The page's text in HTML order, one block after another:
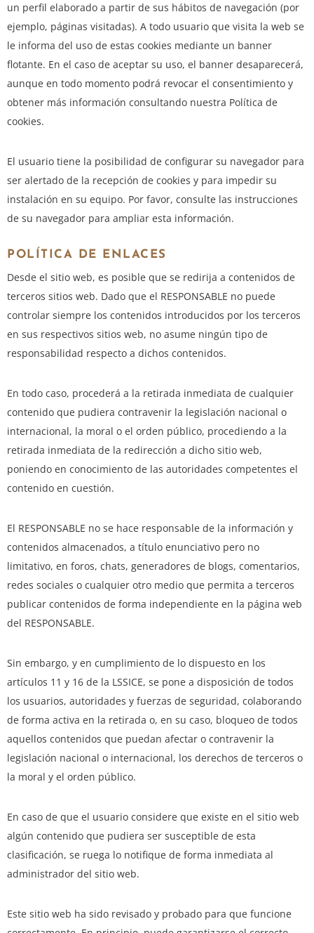
un perfil elaborado a partir de sus hábitos de navegación (por
ejemplo, páginas visitadas). A todo usuario que visita la web se
le informa del uso de estas cookies mediante un banner
flotante. En el caso de aceptar su uso, el banner desaparecerá,
aunque en todo momento podrá revocar el consentimiento y
obtener más información consultando nuestra Política de
cookies.
El usuario tiene la posibilidad de configurar su navegador para
ser alertado de la recepción de cookies y para impedir su
instalación en su equipo. Por favor, consulte las instrucciones
de su navegador para ampliar esta información.
POLÍTICA DE ENLACES
Desde el sitio web, es posible que se redirija a contenidos de
terceros sitios web. Dado que el RESPONSABLE no puede
controlar siempre los contenidos introducidos por los terceros
en sus respectivos sitios web, no asume ningún tipo de
responsabilidad respecto a dichos contenidos.
En todo caso, procederá a la retirada inmediata de cualquier
contenido que pudiera contravenir la legislación nacional o
internacional, la moral o el orden público, procediendo a la
retirada inmediata de la redirección a dicho sitio web,
poniendo en conocimiento de las autoridades competentes el
contenido en cuestión.
El RESPONSABLE no se hace responsable de la información y
contenidos almacenados, a título enunciativo pero no
limitativo, en foros, chats, generadores de blogs, comentarios,
redes sociales o cualquier otro medio que permita a terceros
publicar contenidos de forma independiente en la página web
del RESPONSABLE.
Sin embargo, y en cumplimiento de lo dispuesto en los
artículos 11 y 16 de la LSSICE, se pone a disposición de todos
los usuarios, autoridades y fuerzas de seguridad, colaborando
de forma activa en la retirada o, en su caso, bloqueo de todos
aquellos contenidos que puedan afectar o contravenir la
legislación nacional o internacional, los derechos de terceros o
la moral y el orden público.
En caso de que el usuario considere que existe en el sitio web
algún contenido que pudiera ser susceptible de esta
clasificación, se ruega lo notifique de forma inmediata al
administrador del sitio web.
Este sitio web ha sido revisado y probado para que funcione